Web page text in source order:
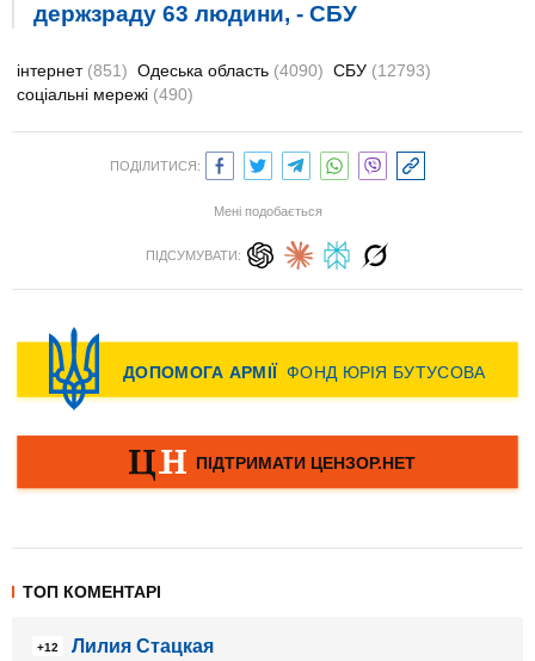
держзраду 63 людини, - СБУ
інтернет (851) Одеська область (4090) СБУ (12793)
соціальні мережі (490)
ПОДІЛИТИСЯ:
Мені подобається
ПІДСУМУВАТИ:
ТОП КОМЕНТАРІ
+12
Лилия Стацкая